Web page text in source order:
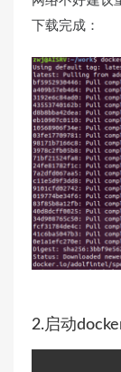
下载完成：
2.启动